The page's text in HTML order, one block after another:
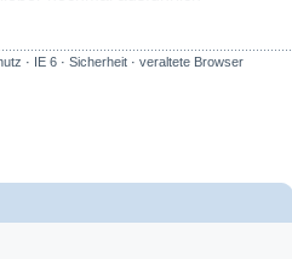
· IE 6 ·Sicherheit ·veraltete Browser